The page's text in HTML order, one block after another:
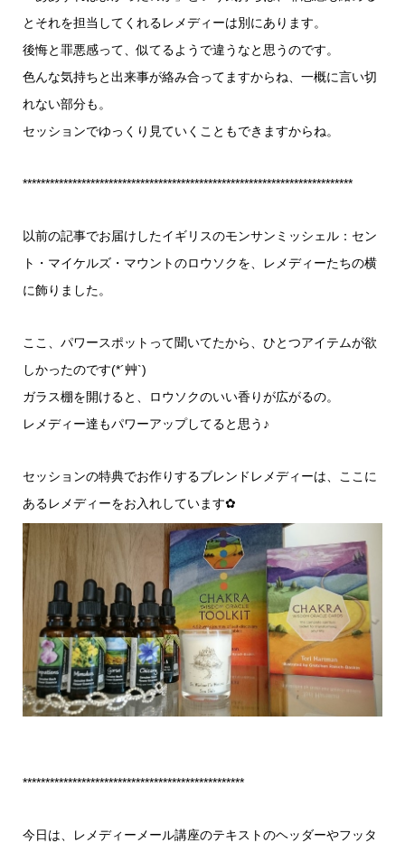
とそれを担当してくれるレメディーは別にあります。
後悔と罪悪感って、似てるようで違うなと思うのです。
色んな気持ちと出来事が絡み合ってますからね、一概に言い切
れない部分も。
セッションでゆっくり見ていくこともできますからね。
*************************************************************************
以前の記事でお届けしたイギリスのモンサンミッシェル：セン
ト・マイケルズ・マウントのロウソクを、レメディーたちの横
に飾りました。
ここ、パワースポットって聞いてたから、ひとつアイテムが欲
しかったのです(*´艸`)
ガラス棚を開けると、ロウソクのいい香りが広がるの。
レメディー達もパワーアップしてると思う♪
セッションの特典でお作りするブレンドレメディーは、ここに
あるレメディーをお入れしています✿
*************************************************
今日は、レメディーメール講座のテキストのヘッダーやフッタ